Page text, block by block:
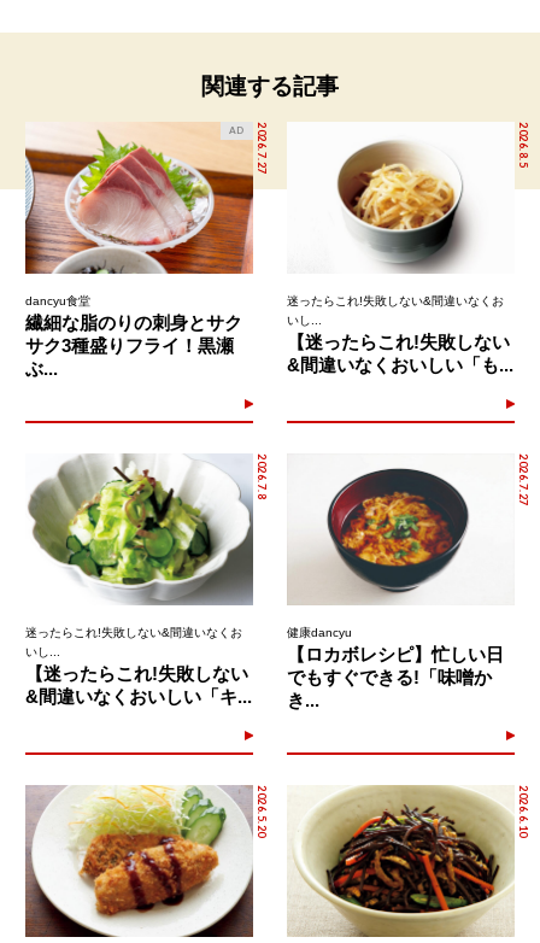
関連する記事
2026.7.27
AD
dancyu食堂
繊細な脂のりの刺身とサク
サク3種盛りフライ！黒瀬
ぶ...
2026.8.5
迷ったらこれ!失敗しない&間違いなくお
いし...
【迷ったらこれ!失敗しない
&間違いなくおいしい「も...
2026.7.8
迷ったらこれ!失敗しない&間違いなくお
いし...
【迷ったらこれ!失敗しない
&間違いなくおいしい「キ...
2026.7.27
健康dancyu
【ロカボレシピ】忙しい日
でもすぐできる!「味噌か
き...
2026.5.20 2026.6.10